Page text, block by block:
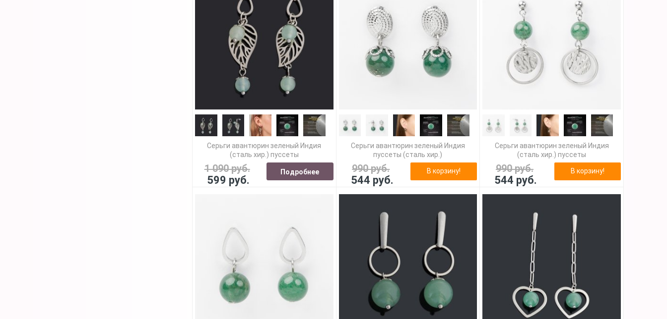
Серьги авантюрин зеленый Индия
(сталь хир.) пуссеты
1 090 руб.
599 руб.
Подробнее
Серьги авантюрин зеленый Индия
пуссеты (сталь хир.)
990 руб.
544 руб.
В корзину!
Серьги авантюрин зеленый Индия
(сталь хир.) пуссеты
990 руб.
544 руб.
В корзину!